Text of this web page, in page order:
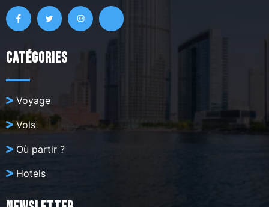
Catégories
Voyage
Vols
Où partir ?
Hotels